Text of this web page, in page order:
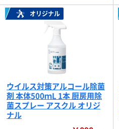
オリジナル
ウイルス対策アルコール除菌
剤 本体500ｍL 1本 厨房用除
菌スプレー アスクル オリジ
ナル